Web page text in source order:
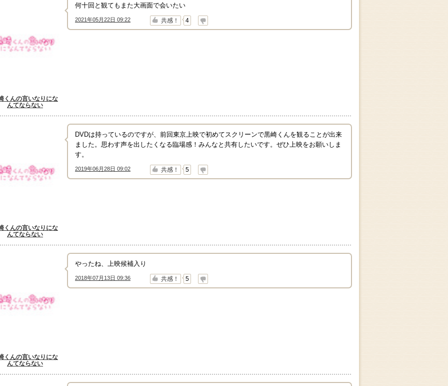
くんの言いなりにな
んてならない
何十回と観てもまた大画面で会いたい
2021年05月22日 09:22
↑ 共感！ 4
↓
くんの言いなりにな
んてならない
DVDは持っているのですが、前回東京上映で初めてスクリーンで黒崎くんを観ることが出来
ました。思わす声を出したくなる臨場感！みんなと共有したいです。ぜひ上映をお願いしま
す。
2019年06月28日 09:02
↑ 共感！ 5
↓
くんの言いなりにな
んてならない
やったね、上映候補入り
2018年07月13日 09:36
↑ 共感！ 5
↓